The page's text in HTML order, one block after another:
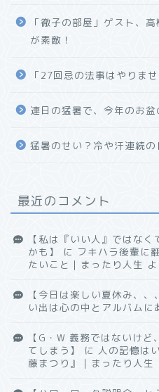
「徹子の部屋」ゲスト、
が素敵！
「27回忌の法事はやりま
連日の猛暑で、今年のお
猛暑のせい？冷や汗連続
最近のコメント
【私は『いい人』ではな
かも】
に フキハラ後輩に
たいこと｜まったり人生
【今日は楽しい夏休み、、
い出は心の中とアルバムに
【G・W 義務ではないけ
てしまう】
に 人の記憶は
藤まつり』｜まったり人生